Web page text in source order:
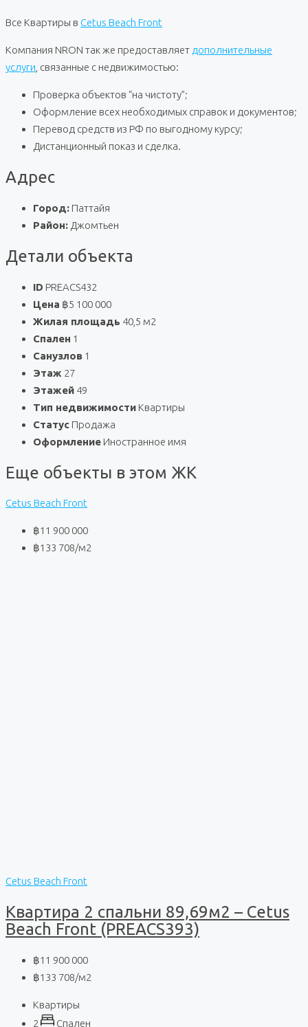
Все Квартиры в Cetus Beach Front
Компания NRON так же предоставляет дополнительные
услуги , связанные с недвижимостью:
Проверка объектов “на чистоту”;
Оформление всех необходимых справок и документов;
Перевод средств из РФ по выгодному курсу;
Дистанционный показ и сделка.
Адрес
Город: Паттайя
Район: Джомтьен
Детали объекта
ID PREACS432
Цена ฿5 100 000
Жилая площадь 40,5 м2
Спален 1
Санузлов 1
Этаж 27
Этажей 49
Тип недвижимости Квартиры
Статус Продажа
Оформление Иностранное имя
Еще объекты в этом ЖК
Cetus Beach Front
฿11 900 000
฿133 708/м2
Cetus Beach Front
Квартира 2 спальни 89,69м2 – Cetus
Beach Front (PREACS393)
฿11 900 000
฿133 708/м2
Квартиры
2
Спален